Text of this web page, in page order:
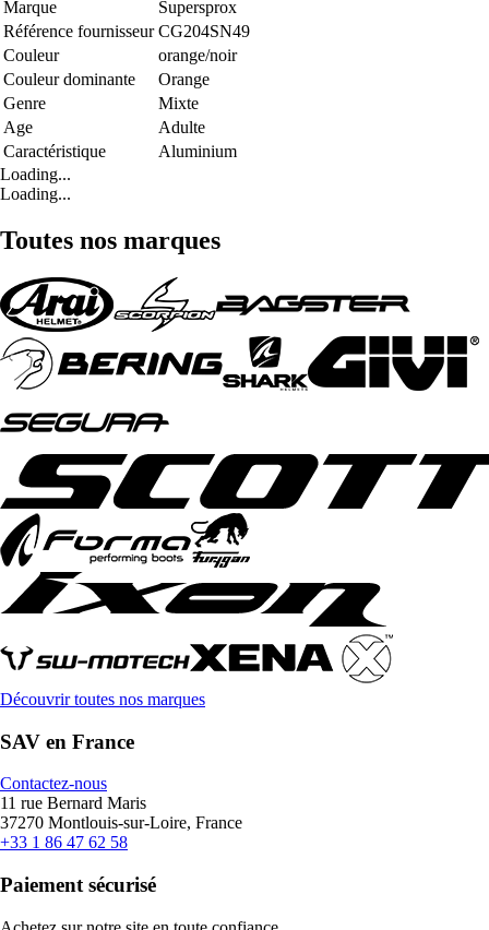
Marque
Supersprox
Référence fournisseur CG204SN49
Couleur
orange/noir
Couleur dominante
Orange
Genre
Mixte
Age
Adulte
Caractéristique
Aluminium
Loading...
Loading...
Toutes nos marques
Découvrir toutes nos marques
SAV en France
Contactez-nous
11 rue Bernard Maris
37270 Montlouis-sur-Loire, France
+33 1 86 47 62 58
Paiement sécurisé